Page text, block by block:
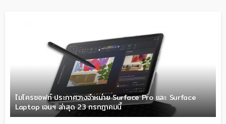
ไมโครซอฟท์ ประกาศวางจำหน่าย Surface Pro และ Surface
Laptop เจนฯ ล่าสุด 23 กรกฎาคมนี้